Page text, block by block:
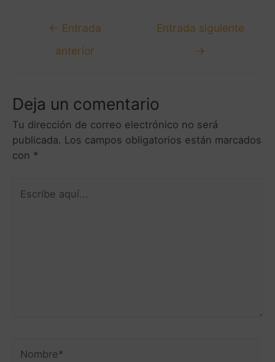
← Entrada
anterior
Entrada siguiente
→
Deja un comentario
Tu dirección de correo electrónico no será
publicada. Los campos obligatorios están marcados
con *